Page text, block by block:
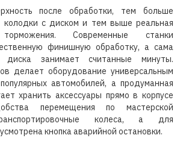
после обработки, тем больше
колодки с диском и тем выше реальная
Современные станки
финишную обработку, а сама
диска занимает считанные минуты.
делает оборудование универсальным
автомобилей, а продуманная
хранить аксессуары прямо в корпусе
перемещения по мастерской
колеса, а для
кнопка аварийной остановки.